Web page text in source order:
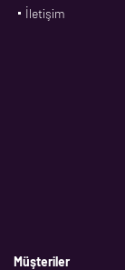
İletişim
Müşteriler